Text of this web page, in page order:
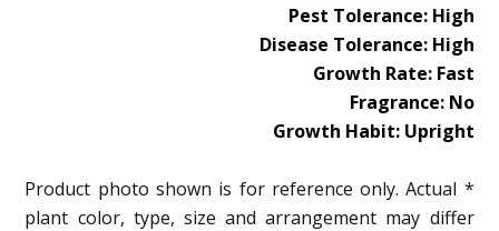
Pest Tolerance: High
Disease Tolerance: High
Growth Rate: Fast
Fragrance: No
Growth Habit: Upright
* Product photo shown is for reference only. Actual
plant color, type, size and arrangement may differ